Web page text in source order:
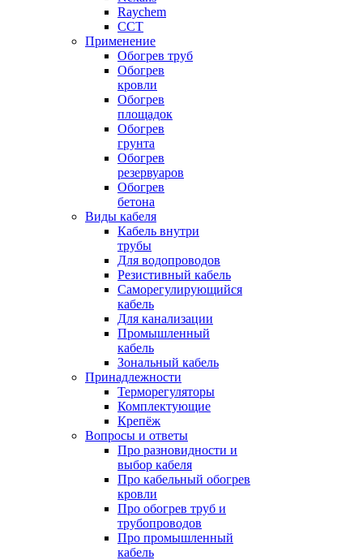
Raychem
ССТ
Применение
Обогрев труб
Обогрев
кровли
Обогрев
площадок
Обогрев
грунта
Обогрев
резервуаров
Обогрев
бетона
Виды кабеля
Кабель внутри
трубы
Для водопроводов
Резистивный кабель
Саморегулирующийся
кабель
Для канализации
Промышленный
кабель
Зональный кабель
Принадлежности
Терморегуляторы
Комплектующие
Крепёж
Вопросы и ответы
Про разновидности и
выбор кабеля
Про кабельный обогрев
кровли
Про обогрев труб и
трубопроводов
Про промышленный
кабель